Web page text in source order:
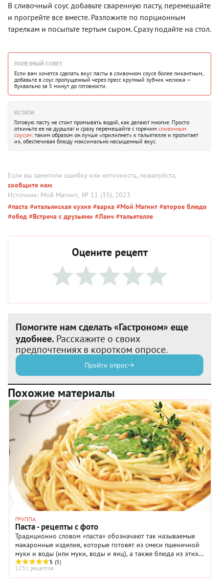
В сливочный соус добавьте сваренную пасту, перемешайте
и прогрейте все вместе. Разложите по порционным
тарелкам и посыпьте тертым сыром. Сразу подайте на стол.
ПОЛЕЗНЫЙ СОВЕТ
Если вам хочется сделать вкус пасты в сливочном соусе более пикантным,
добавьте в соус пропущенный через пресс крупный зубчик чеснока —
буквально за 5 минут до готовности.
КСТАТИ
Готовую пасту не стоит промывать водой, как делают многие. Просто
откиньте ее на дуршлаг и сразу перемешайте с горячим сливочным
соусом: таким образом он лучше «прилипнет» к тальятелле и пропитает
их, обеспечивая блюду максимально насыщенный вкус.
Если вы заметили ошибку или неточность, пожалуйста,
сообщите нам.
Источник: Мой Магнит, № 11 (35), 2023
#паста #итальянская кухня #варка #Мой Магнит #второе блюдо
#обед #Встреча с друзьями #Ланч #тальятелле
Оцените рецепт
Помогите нам сделать «Гастроном» еще
удобнее. Расскажите о своих
предпочтениях в коротком опросе.
Пройти опрос
Похожие материалы
ГРУППА
Паста - рецепты с фото
Традиционно словом «паста» обозначают так называемые
макаронные изделия, которые готовят из смеси пшеничной
муки и воды (или муки, воды и яиц), а также блюда из этих
изделий.
5 (5)
1231 рецептов